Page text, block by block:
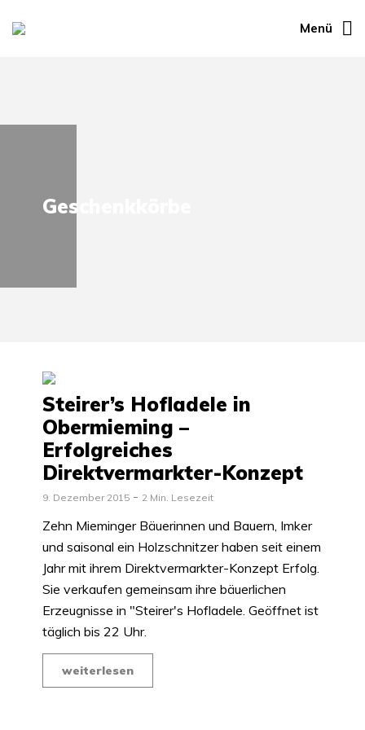
Menü
Geschenkkörbe
Steirer’s Hofladele in
Obermieming –
Erfolgreiches
Direktvermarkter-Konzept
9. Dezember 2015 2 Min. Lesezeit
Zehn Mieminger Bäuerinnen und Bauern, Imker
und saisonal ein Holzschnitzer haben seit einem
Jahr mit ihrem Direktvermarkter-Konzept Erfolg.
Sie verkaufen gemeinsam ihre bäuerlichen
Erzeugnisse in "Steirer's Hofladele. Geöffnet ist
täglich bis 22 Uhr.
weiterlesen